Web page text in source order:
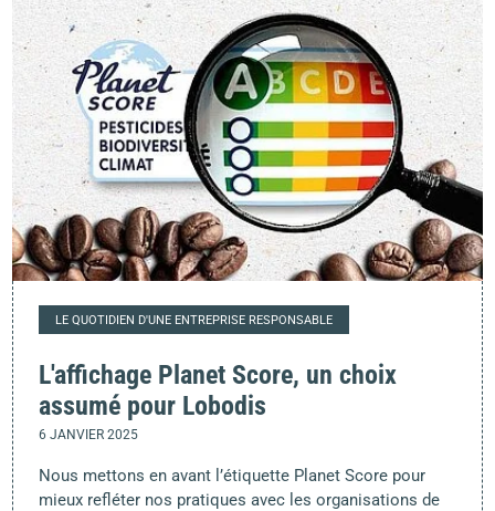
LE QUOTIDIEN D'UNE ENTREPRISE RESPONSABLE
L'affichage Planet Score, un choix
assumé pour Lobodis
6 JANVIER 2025
Nous mettons en avant l’étiquette Planet Score pour
mieux refléter nos pratiques avec les organisations de